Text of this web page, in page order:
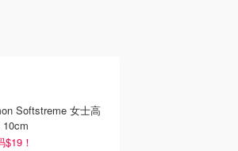
Softstreme 女士高
10cm
$19！